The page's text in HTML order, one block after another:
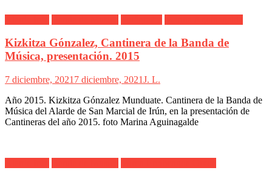
Kizkitza Gónzalez, Cantinera de la Banda de
Música, presentación. 2015
7 diciembre, 2021 7 diciembre, 2021J. L.
Año 2015. Kizkitza Gónzalez Munduate. Cantinera de la Banda de
Música del Alarde de San Marcial de Irún, en la presentación de
Cantineras del año 2015. foto Marina Aguinagalde